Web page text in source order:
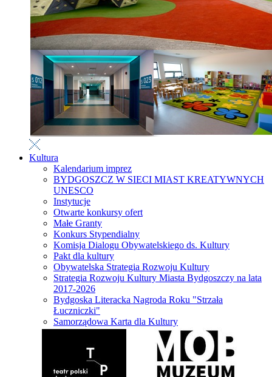
Kultura
Kalendarium imprez
BYDGOSZCZ W SIECI MIAST KREATYWNYCH
UNESCO
Instytucje
Otwarte konkursy ofert
Małe Granty
Konkurs Stypendialny
Komisja Dialogu Obywatelskiego ds. Kultury
Pakt dla kultury
Obywatelska Strategia Rozwoju Kultury
Strategia Rozwoju Kultury Miasta Bydgoszczy na lata
2017-2026
Bydgoska Literacka Nagroda Roku "Strzała
Łuczniczki"
Samorządowa Karta dla Kultury